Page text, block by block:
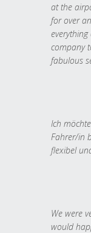
at the
for over
company
fabulous
Ich
Fahrer/in
flexibel
We were
would